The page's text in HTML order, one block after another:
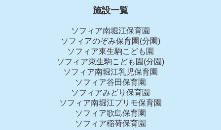
施設一覧
ソフィア南堀江保育園
ソフィアのぞみ保育園(分園)
ソフィア東生駒こども園
ソフィア東生駒こども園(分園)
ソフィア南堀江乳児保育園
ソフィア谷田保育園
ソフィアみどり保育園
ソフィア南堀江プリモ保育園
ソフィア歌島保育園
ソフィア稲荷保育園